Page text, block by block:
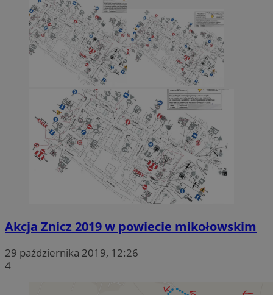
Akcja Znicz 2019 w powiecie mikołowskim
29 października 2019, 12:26
4